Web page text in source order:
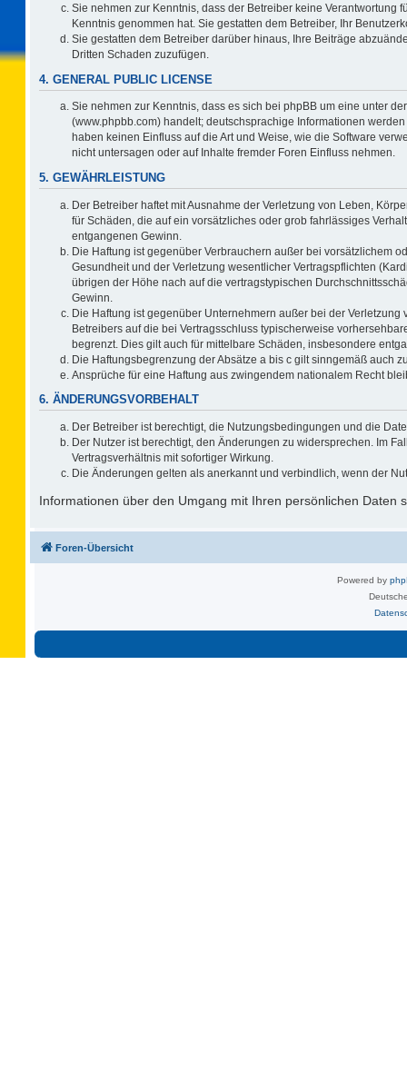
Sie nehmen zur Kenntnis, dass der Betreiber keine Verantwortung
Kenntnis genommen hat. Sie gestatten dem Betreiber, Ihr
Sie gestatten dem Betreiber darüber hinaus, Ihre Beiträge
Dritten Schaden zuzufügen.
4. GENERAL PUBLIC LICENSE
Sie nehmen zur Kenntnis, dass es sich bei phpBB um eine unter der
(www.phpbb.com) handelt; deutschsprachige Informationen
haben keinen Einfluss auf die Art und Weise, wie die Software
nicht untersagen oder auf Inhalte fremder Foren Einfluss nehmen.
5. GEWÄHRLEISTUNG
Der Betreiber haftet mit Ausnahme der Verletzung von Leben,
für Schäden, die auf ein vorsätzliches oder grob fahrlässiges
entgangenen Gewinn.
Die Haftung ist gegenüber Verbrauchern außer bei vorsätzlichem
Gesundheit und der Verletzung wesentlicher Vertragspflichten
übrigen der Höhe nach auf die vertragstypischen
Gewinn.
Die Haftung ist gegenüber Unternehmern außer bei der
Betreibers auf die bei Vertragsschluss typischerweise
begrenzt. Dies gilt auch für mittelbare Schäden, insbesondere
Die Haftungsbegrenzung der Absätze a bis c gilt sinngemäß auch
Ansprüche für eine Haftung aus zwingendem nationalem Recht
6. ÄNDERUNGSVORBEHALT
Der Betreiber ist berechtigt, die Nutzungsbedingungen und die
Der Nutzer ist berechtigt, den Änderungen zu widersprechen. Im
Vertragsverhältnis mit sofortiger Wirkung.
Die Änderungen gelten als anerkannt und verbindlich, wenn der
Informationen über den Umgang mit Ihren persönlichen Daten
Foren-Übersicht
Powered by